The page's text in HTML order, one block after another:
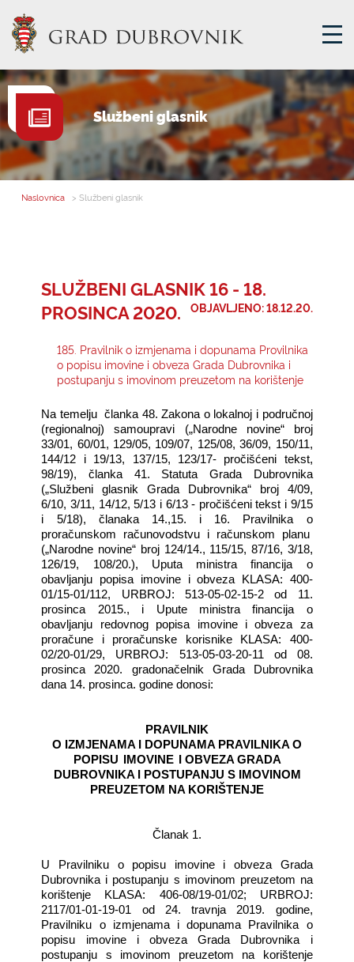
GRADSKA UPRAVA
GRADONAČELNIK
MJESNA SAMOUPRAVA
E-USLUGE
KONTAKTI
Službeni glasnik
Naslovnica > Službeni glasnik
SLUŽBENI GLASNIK 16 - 18.
PROSINCA 2020.
OBJAVLJENO: 18.12.20.
185. Pravilnik o izmjenama i dopunama Provilnika
o popisu imovine i obveza Grada Dubrovnika i
postupanju s imovinom preuzetom na korištenje
Na temelju članka 48. Zakona o lokalnoj i područnoj
(regionalnoj) samoupravi („Narodne novine“ broj
33/01, 60/01, 129/05, 109/07, 125/08, 36/09, 150/11,
144/12 i 19/13, 137/15, 123/17- pročišćeni tekst,
98/19), članka 41. Statuta Grada Dubrovnika
(„Službeni glasnik Grada Dubrovnika“ broj 4/09,
6/10, 3/11, 14/12, 5/13 i 6/13 - pročišćeni tekst i 9/15
i 5/18), članaka 14.,15. i 16. Pravilnika o
proračunskom računovodstvu i računskom planu
(„Narodne novine“ broj 124/14., 115/15, 87/16, 3/18,
126/19, 108/20.), Uputa ministra financija o
obavljanju popisa imovine i obveza KLASA: 400-
01/15-01/112, URBROJ: 513-05-02-15-2 od 11.
prosinca 2015., i Upute ministra financija o
obavljanju redovnog popisa imovine i obveza za
proračune i proračunske korisnike KLASA: 400-
02/20-01/29, URBROJ: 513-05-03-20-11 od 08.
prosinca 2020. gradonačelnik Grada Dubrovnika
dana 14. prosinca. godine donosi:
PRAVILNIK
O IZMJENAMA I DOPUNAMA PRAVILNIKA O
POPISU
IMOVINE
I OBVEZA GRADA
DUBROVNIKA I POSTUPANJU S IMOVINOM
PREUZETOM NA KORIŠTENJE
Članak 1.
U Pravilniku o popisu imovine i obveza Grada
Dubrovnika i postupanju s imovinom preuzetom na
korištenje KLASA: 406-08/19-01/02; URBROJ:
2117/01-01-19-01 od 24. travnja 2019. godine,
Pravilniku o izmjenama i dopunama Pravilnika o
popisu imovine i obveza Grada Dubrovnika i
postupanju s imovinom preuzetom na korištenje